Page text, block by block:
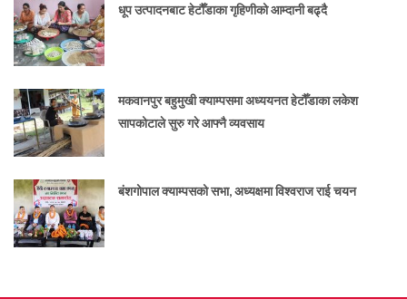
धूप उत्पादनबाट हेटौँडाका गृहिणीको आम्दानी बढ्दै
मकवानपुर बहुमुखी क्याम्पसमा अध्ययनत हेटौँडाका लकेश
सापकोटाले सुरु गरे आफ्नै व्यवसाय
बंशगोपाल क्याम्पसको सभा, अध्यक्षमा विश्वराज राई चयन